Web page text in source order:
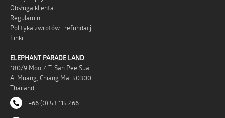
Obsługa klienta
Regulamin
Polityka zwrotów i refundacji
Linki
ELEPHANT PARADE LAND
180/9 Moo 7, T. San Pee Sua
A. Muang, Chiang Mai 50300
Thailand
+66 (0) 53 115 266